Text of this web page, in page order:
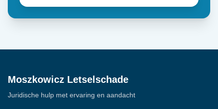
Moszkowicz Letselschade
Juridische hulp met ervaring en aandacht